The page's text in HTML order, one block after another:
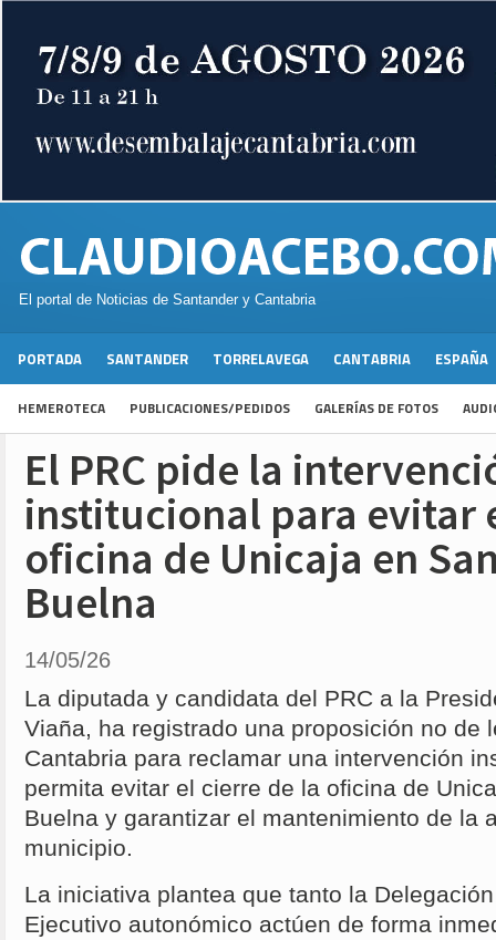
El portal de Noticias de Santander y Cantabria
PORTADA SANTANDER TORRELAVEGA CANTABRIA ESPAÑA
HEMEROTECA PUBLICACIONES/PEDIDOS GALERÍAS DE FOTOS
El PRC pide la
institucional para evitar
oficina de Unicaja en
Buelna
14/05/26
La diputada y candidata del PRC a la
Viaña, ha registrado una proposición no de
Cantabria para reclamar una intervención
permita evitar el cierre de la oficina de
Buelna y garantizar el mantenimiento de la
municipio.
La iniciativa plantea que tanto la
Ejecutivo autonómico actúen de forma